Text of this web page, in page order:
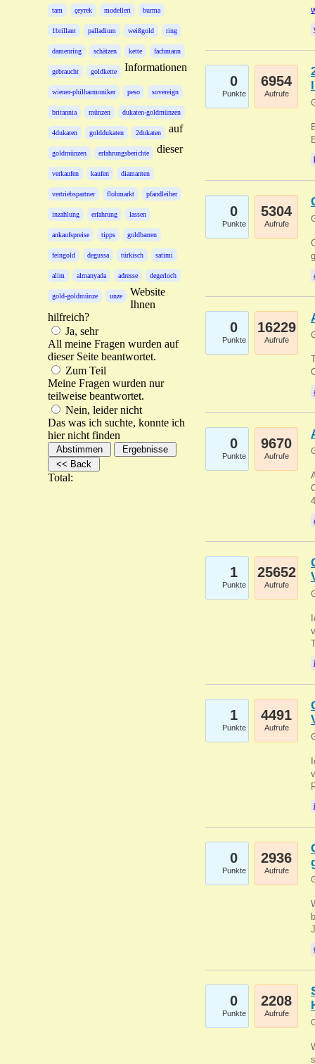
tam çeyrek modelleri burma
1brillant palladium weißgold ring
damenring schätzen kette fachmann
gebraucht goldkette
wiener-philharmoniker peso sovereign
britannia münzen dukaten-goldmünzen
4dukaten golddukaten 2dukaten
goldmünzen erfahrungsberichte
verkaufen kaufen diamanten
vertriebspartner flohmarkt pfandleiher
inzahlung erfahrung lassen
ankaufspreise tipps goldbarren
feingold degussa türkisch satimi
alim almanyada adresse degerloch
gold-goldmünze unze
Informationen
auf
dieser
Website
Ihnen
hilfreich?
Ja, sehr
All meine Fragen wurden auf
dieser Seite beantwortet.
Zum Teil
Meine Fragen wurden nur
teilweise beantwortet.
Nein, leider nicht
Das was ich suchte, konnte ich
hier nicht finden
Total:
0
Punkte
6954
Aufrufe
0
Punkte
5304
Aufrufe
0
Punkte
16229
Aufrufe
0
Punkte
9670
Aufrufe
1
Punkte
25652
Aufrufe
1
Punkte
4491
Aufrufe
0
Punkte
2936
Aufrufe
0
Punkte
2208
Aufrufe